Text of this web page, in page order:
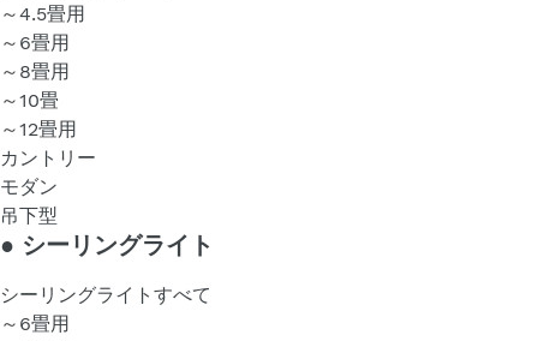
～4.5畳用
～6畳用
～8畳用
～10畳
～12畳用
カントリー
モダン
吊下型
● シーリングライト
シーリングライトすべて
～6畳用